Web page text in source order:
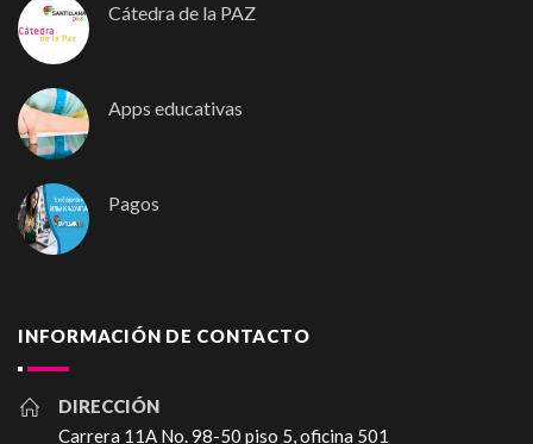
Cátedra de la PAZ
Apps educativas
Pagos
INFORMACIÓN DE CONTACTO
DIRECCIÓN
Carrera 11A No. 98-50 piso 5, oficina 501